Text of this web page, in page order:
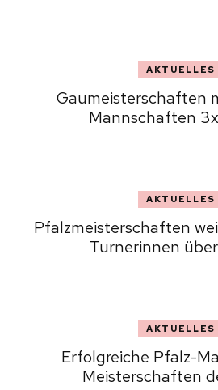
AKTUELLES
Gaumeisterschaften
Mannschaften
AKTUELLES
Pfalzmeisterschaften
Turnerinnen
AKTUELLES
Erfolgreiche Pfalz-
Meisterschaften